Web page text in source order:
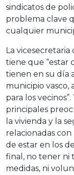
sindicatos de
problema clave
cualquier
La
tiene que “estar
tienen en su día
municipio vasco,
para los
principales
la vivienda y la
relacionadas
de estar en los
final, no tener ni
medidas, ni